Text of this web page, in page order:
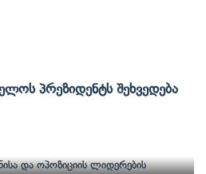
Პრეზიდენტს Შეხვედება